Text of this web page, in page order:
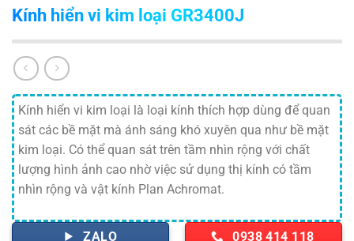
Kính hiển vi kim loại GR3400J
Kính hiển vi kim loại là loại kính thích hợp dùng để quan
sát các bề mặt mà ánh sáng khó xuyên qua như bề mặt
kim loại. Có thể quan sát trên tầm nhìn rộng với chất
lượng hình ảnh cao nhờ việc sử dụng thị kính có tầm
nhìn rộng và vật kính Plan Achromat.
ZALO 0938 414 118